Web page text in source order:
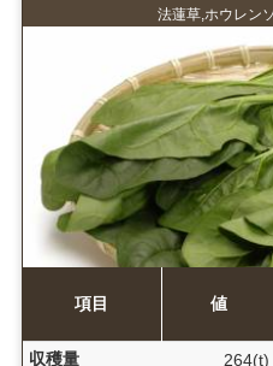
法蓮草,ホウレン
項目 値
収穫量
264(t)